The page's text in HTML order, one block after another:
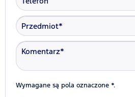
Wymagane są pola oznaczone *.